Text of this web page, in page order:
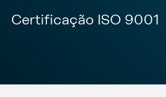
Certificação ISO 9001